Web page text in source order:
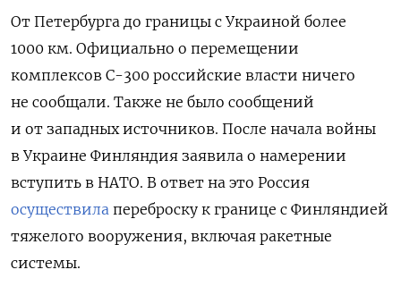
От Петербурга до границы с Украиной более
1000 км. Официально о перемещении
комплексов С-300 российские власти ничего
не сообщали. Также не было сообщений
и от западных источников. После начала войны
в Украине Финляндия заявила о намерении
вступить в НАТО. В ответ на это Россия
осуществила переброску к границе с Финляндией
тяжелого вооружения, включая ракетные
системы.